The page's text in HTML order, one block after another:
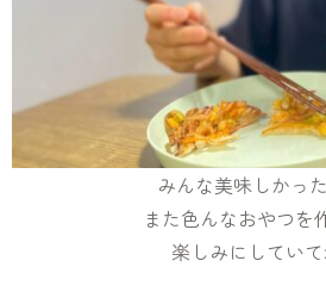
みんな美味しかっ
また色んなおやつを
楽しみにしてい